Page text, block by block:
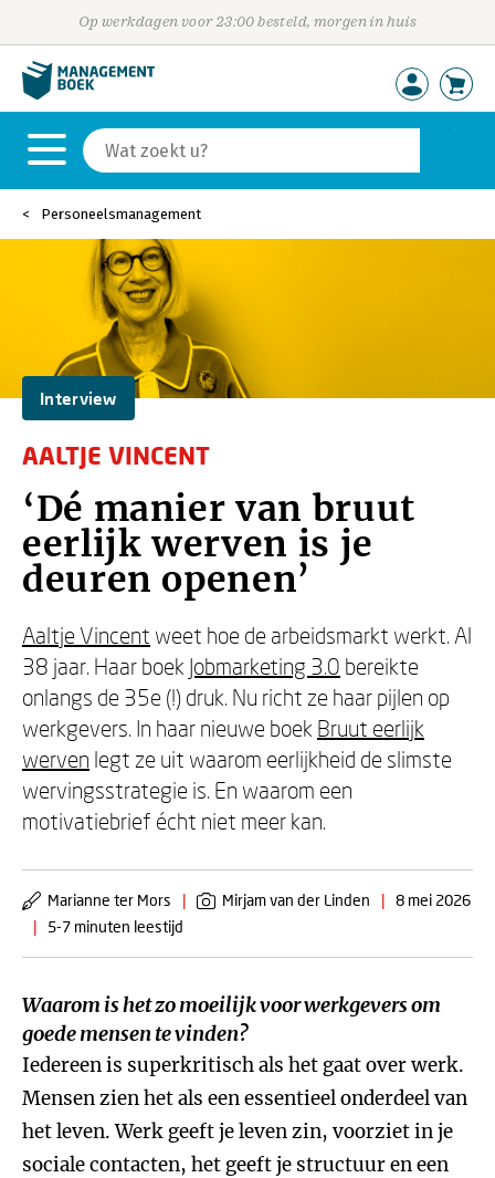
Op werkdagen voor 23:00 besteld, morgen in huis
Personeelsmanagement
Interview
AALTJE VINCENT
‘Dé manier van bruut
eerlijk werven is je
deuren openen’
Aaltje Vincent weet hoe de arbeidsmarkt werkt. Al
38 jaar. Haar boek Jobmarketing 3.0 bereikte
onlangs de 35e (!) druk. Nu richt ze haar pijlen op
werkgevers. In haar nieuwe boek Bruut eerlijk
werven legt ze uit waarom eerlijkheid de slimste
wervingsstrategie is. En waarom een
motivatiebrief écht niet meer kan.
Marianne ter Mors | Mirjam van der Linden | 8 mei 2026
|
5-7 minuten leestijd
Waarom is het zo moeilijk voor werkgevers om
goede mensen te vinden?
Iedereen is superkritisch als het gaat over werk.
Mensen zien het als een essentieel onderdeel van
het leven. Werk geeft je leven zin, voorziet in je
sociale contacten, het geeft je structuur en een